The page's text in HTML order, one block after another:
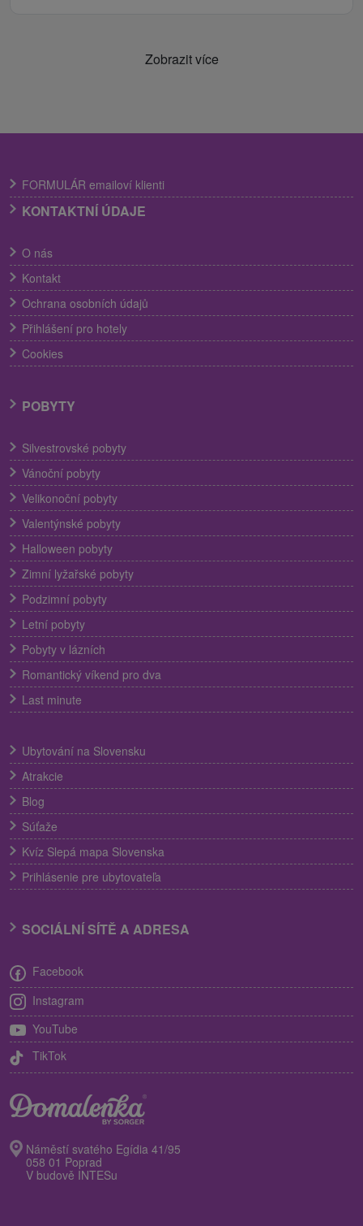
Zobrazit více
FORMULÁR emailoví klienti
KONTAKTNÍ ÚDAJE
O nás
Kontakt
Ochrana osobních údajů
Přihlášení pro hotely
Cookies
POBYTY
Silvestrovské pobyty
Vánoční pobyty
Velikonoční pobyty
Valentýnské pobyty
Halloween pobyty
Zimní lyžařské pobyty
Podzimní pobyty
Letní pobyty
Pobyty v lázních
Romantický víkend pro dva
Last minute
Ubytování na Slovensku
Atrakcie
Blog
Súťaže
Kvíz Slepá mapa Slovenska
Prihlásenie pre ubytovateľa
SOCIÁLNÍ SÍTĚ A ADRESA
Facebook
Instagram
YouTube
TikTok
Náměstí svatého Egídia 41/95
058 01 Poprad
V budově INTESu